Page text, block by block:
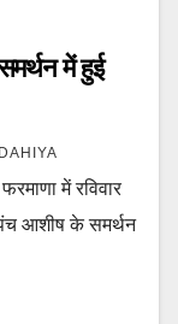
में हुई
में रविवार
आशीष के समर्थन